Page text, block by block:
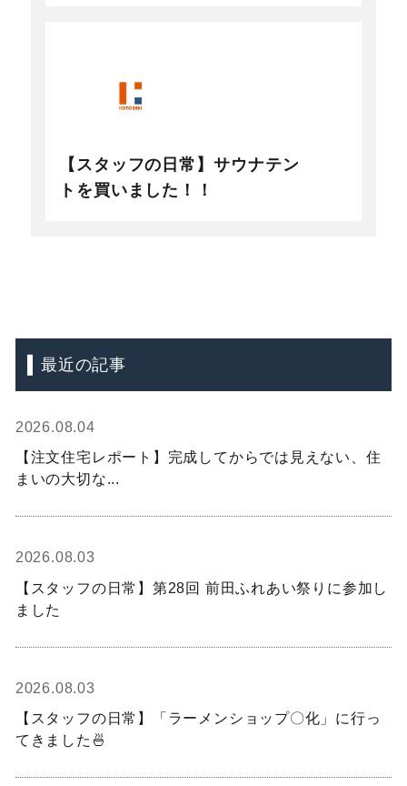
【スタッフの日常】サウナテン
トを買いました！！
最近の記事
2026.08.04
【注文住宅レポート】完成してからでは見えない、住
まいの大切な...
2026.08.03
【スタッフの日常】第28回 前田ふれあい祭りに参加し
ました
2026.08.03
【スタッフの日常】「ラーメンショップ〇化」に行っ
てきました🍜